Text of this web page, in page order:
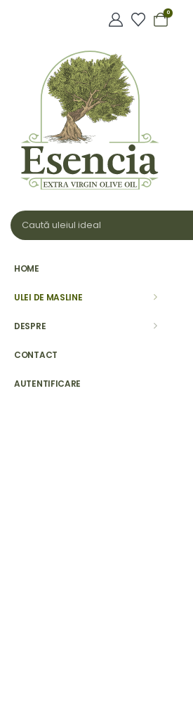
0
HOME
ULEI DE MASLINE
DESPRE
CONTACT
AUTENTIFICARE